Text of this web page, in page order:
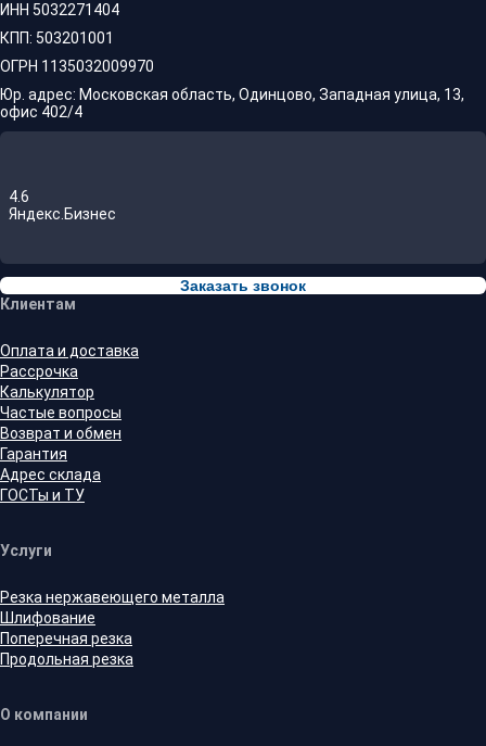
ИНН 5032271404
КПП: 503201001
ОГРН 1135032009970
Юр. адрес: Московская область, Одинцово, Западная улица, 13,
офис 402/4
4.6
Яндекс.Бизнес
Заказать звонок
Клиентам
Оплата и доставка
Рассрочка
Калькулятор
Частые вопросы
Возврат и обмен
Гарантия
Адрес склада
ГОСТы и ТУ
Услуги
Резка нержавеющего металла
Шлифование
Поперечная резка
Продольная резка
О компании